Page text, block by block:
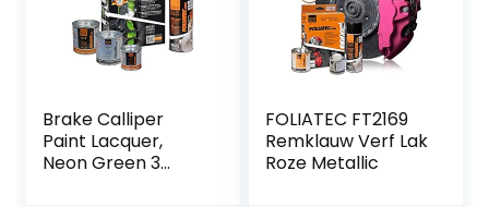
Brake Calliper
Paint Lacquer,
Neon Green 3
FOLIATEC FT2169
Remklauw Verf Lak
Roze Metallic